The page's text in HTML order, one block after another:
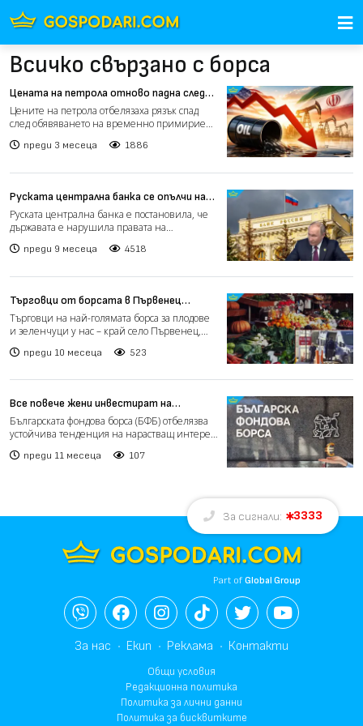
Всичко свързано с борса
Цената на петрола отново падна след
обявяване на примирие между САЩ и
Иран
Цените на петрола отбелязаха рязък спад
след обявяването на временно примирие
преди 3 месеца 1886
Руската централна банка се опълчи на
Кремъл заради конфискувани от
държавата активи
Руската централна банка е постановила, че
държавата е нарушила правата на
преди 9 месеца 4518
Търговци от борсата в Първенец
недоволстват заради данъчни проверки
(видео)
Търговци на най-голямата борса за плодове
и зеленчуци у нас – край село Първенец,
преди 10 месеца 523
Все повече жени инвестират на
Българската фондова борса
Българската фондова борса (БФБ) отбелязва
устойчива тенденция на нарастващ интерес
преди 11 месеца 107
За сигнали: 3333
Part ofGlobal Group
За нас Екип Реклама Контакти
Общи условия
Редакционна политика
Политика за лични данни
Политика за бисквитките